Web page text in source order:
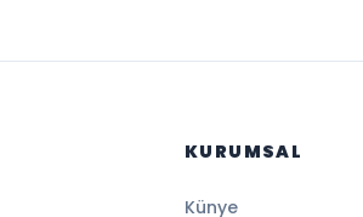
KURUMSAL
Künye